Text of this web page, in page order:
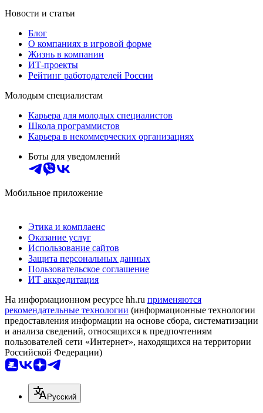
Новости и статьи
Блог
О компаниях в игровой форме
Жизнь в компании
ИТ-проекты
Рейтинг работодателей России
Молодым специалистам
Карьера для молодых специалистов
Школа программистов
Карьера в некоммерческих организациях
Боты для уведомлений
Мобильное приложение
Этика и комплаенс
Оказание услуг
Использование сайтов
Защита персональных данных
Пользовательское соглашение
ИТ аккредитация
На информационном ресурсе hh.ru применяются
рекомендательные технологии (информационные технологии
предоставления информации на основе сбора, систематизации
и анализа сведений, относящихся к предпочтениям
пользователей сети «Интернет», находящихся на территории
Российской Федерации)
Русский